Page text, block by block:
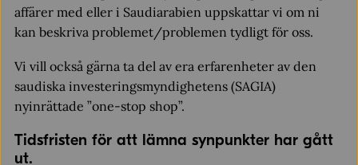
affärer med eller i Saudiarabien uppskattar vi om ni
kan beskriva problemet/problemen tydligt för oss.
Vi vill också gärna ta del av era erfarenheter av den
saudiska investeringsmyndighetens (SAGIA)
nyinrättade ”one-stop shop”.
Tidsfristen för att lämna synpunkter har gått
ut.